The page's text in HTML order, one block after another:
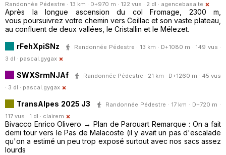
Randonnée Pédestre · 13 km · D+970 m · 122 vus · 2 dl · agencebasalte
Après la longue ascension du col Fromage, 2300 m,
vous poursuivrez votre chemin vers Ceillac et son vaste plateau,
au confluent de deux vallées, le Cristallin et le Mélezet.
rFehXpiSNz
Randonnée Pédestre · 13 km · D+1080 m · 149 vus ·
3 dl · pascal.gygax
SWXSrmNJAf
Randonnée Pédestre · 21 km · D+1260 m · 45 vus
· 3 dl · pascal.gygax
TransAlpes 2025 J3
Randonnée Pédestre · 17 km · D+720 m ·
117 vus · 1 dl · clairem
Bivacco Enrico Olivero → Plan de Parouart Remarque : On a fait
demi tour vers le Pas de Malacoste (il y avait un pas d'escalade
qu'on a estimé un peu trop exposé surtout avec nos sacs assez
lourds